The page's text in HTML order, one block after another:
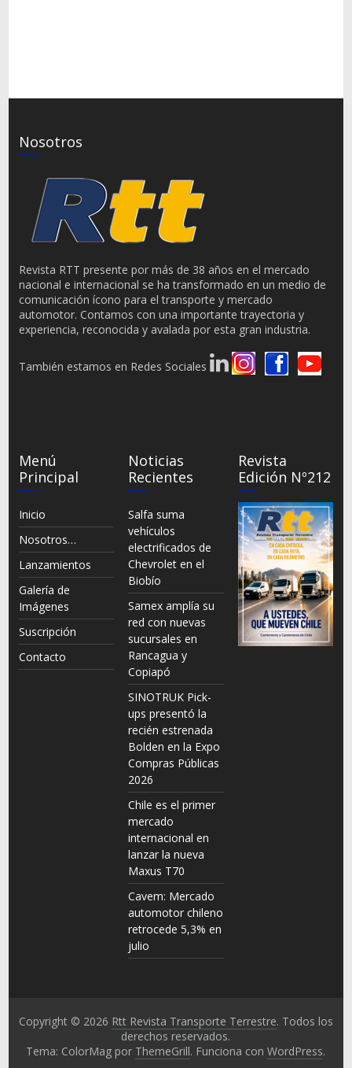
Nosotros
Revista RTT presente por más de 38 años en el mercado
nacional e internacional se ha transformado en un medio de
comunicación ícono para el transporte y mercado
automotor. Contamos con una importante trayectoria y
experiencia, reconocida y avalada por esta gran industria.
También estamos en Redes Sociales
Menú
Principal
Inicio
Nosotros…
Lanzamientos
Galería de
Imágenes
Suscripción
Contacto
Noticias
Recientes
Salfa suma
vehículos
electrificados de
Chevrolet en el
Biobío
Samex amplía su
red con nuevas
sucursales en
Rancagua y
Copiapó
SINOTRUK Pick-
ups presentó la
recién estrenada
Bolden en la Expo
Compras Públicas
2026
Chile es el primer
mercado
internacional en
lanzar la nueva
Maxus T70
Cavem: Mercado
automotor chileno
retrocede 5,3% en
julio
Revista
Edición Nº212
Copyright © 2026 Rtt Revista Transporte Terrestre. Todos los
derechos reservados.
Tema: ColorMag por ThemeGrill. Funciona conWordPress.